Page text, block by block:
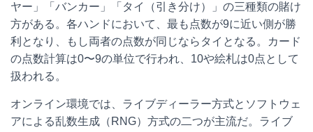
ヤー」「バンカー」「タイ（引き分け）」の三種類の賭け
方がある。各ハンドにおいて、最も点数が9に近い側が勝
利となり、もし両者の点数が同じならタイとなる。カード
の点数計算は0〜9の単位で行われ、10や絵札は0点として
扱われる。
オンライン環境では、ライブディーラー方式とソフトウェ
アによる乱数生成（RNG）方式の二つが主流だ。ライブ